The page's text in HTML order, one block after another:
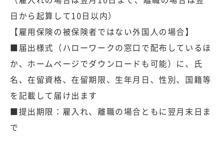
日から起算して10日以内）
【雇用保険の被保険者ではない外国人の場合】
■届出様式（ハローワークの窓口で配布しているほ
か、ホームページでダウンロードも可能）に、氏
名、在留資格、在留期限、生年月日、性別、国籍等
を記載して届け出ます
■提出期限：雇入れ、離職の場合ともに翌月末日ま
で